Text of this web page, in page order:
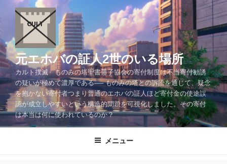
ン
テ
ン
ツ
へ
ス
ッ
プ
元エホバの証人2世のいる場所
カルト撲滅 ものみの塔聖書冊子協会の寄付制度は不当寄付勧誘
の疑いが極めて濃厚である── ものみの塔との訴訟を通じて、疑念
を抱かない寄付者つまり普通のエホバの証人ほど寄付金の使途誤
認が成立しやすいという構造的問題を可視化しました。その寄付
は本当は何に使われているのか？
メニュー